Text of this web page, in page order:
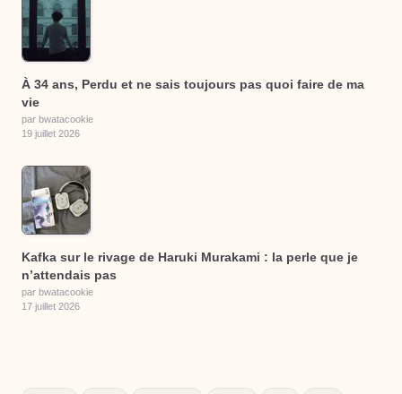
À 34 ans, Perdu et ne sais toujours pas quoi faire de ma
vie
par bwatacookie
19 juillet 2026
Kafka sur le rivage de Haruki Murakami : la perle que je
n’attendais pas
par bwatacookie
17 juillet 2026